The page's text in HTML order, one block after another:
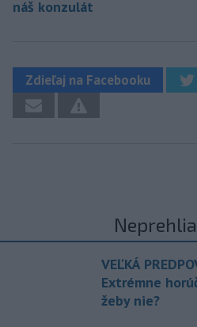
náš konzulát
Zdieľaj na Facebooku
VEĽKÁ
Extrémne
žeby nie?